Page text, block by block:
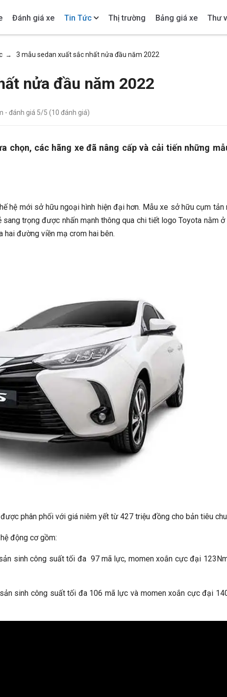
Đánh giá xe Tin Tức Thị trường Bảng giá xe Thư
→ 3 mẫu sedan xuất sắc nhất nửa đầu năm 2022
nửa đầu năm 2022
- đánh giá 5/5 (10 đánh giá)
chọn, các hãng xe đã nâng cấp và cải tiến những
hệ mới sở hữu ngoại hình hiện đại hơn. Mẫu xe sở hữu cụm tản
trọng được nhấn mạnh thông qua chi tiết logo Toyota nằm
hai đường viền mạ crom hai bên.
phân phối với giá niêm yết từ 427 triệu đồng cho bản tiêu
động cơ gồm:
sinh công suất tối đa 97 mã lực, momen xoắn cực đại
sinh công suất tối đa 106 mã lực và momen xoắn cực đại